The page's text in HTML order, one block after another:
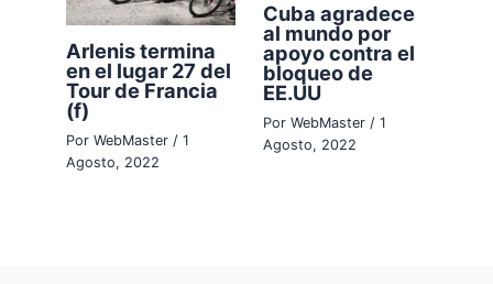
Arlenis termina
en el lugar 27 del
Tour de Francia
(f)
PorWebMaster/1
Agosto, 2022
Cuba agradece
al mundo por
apoyo contra el
bloqueo de
EE.UU
Por WebMaster / 1
Agosto, 2022